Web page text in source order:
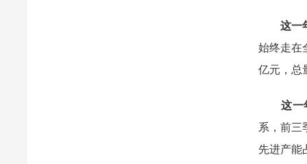
这一
始终走在
亿元，总
这一
系，前三
先进产能